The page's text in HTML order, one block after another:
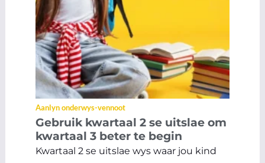
Aanlyn onderwys-vennoot
Gebruik kwartaal 2 se uitslae om
kwartaal 3 beter te begin
Kwartaal 2 se uitslae wys waar jou kind